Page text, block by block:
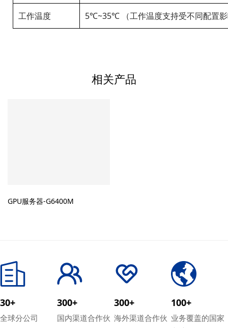
工作温度 5℃~35℃ （工作温度支持受不同配置
相关产品
GPU服务器-G6400M
30+
全球分公司
300+
国内渠道合作伙
300+
海外渠道合作伙
100+
业务覆盖的国家